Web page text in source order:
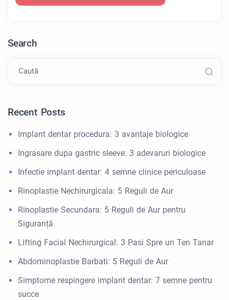
Search
Caută
Recent Posts
Implant dentar procedura: 3 avantaje biologice
Ingrasare dupa gastric sleeve: 3 adevaruri biologice
Infectie implant dentar: 4 semne clinice periculoase
Rinoplastie Nechirurgicala: 5 Reguli de Aur
Rinoplastie Secundara: 5 Reguli de Aur pentru
Siguranță
Lifting Facial Nechirurgical: 3 Pasi Spre un Ten Tanar
Abdominoplastie Barbati: 5 Reguli de Aur
Simptome respingere implant dentar: 7 semne pentru
succe